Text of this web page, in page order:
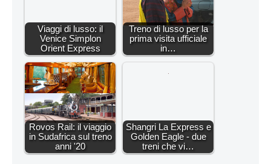
Viaggi di lusso: il
Venice Simplon
Orient Express
Treno di lusso per la
prima visita ufficiale
in…
Rovos Rail: il viaggio
in Sudafrica sul treno
anni '20
Shangri La Express e
Golden Eagle - due
treni che vi…